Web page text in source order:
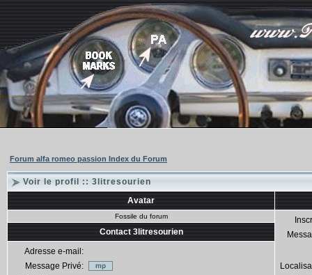
Forum alfa romeo passion Index du Forum
Voir le profil :: 3litresourien
Avatar
Fossile du forum
Contact 3litresourien
Adresse e-mail:
Message Privé: